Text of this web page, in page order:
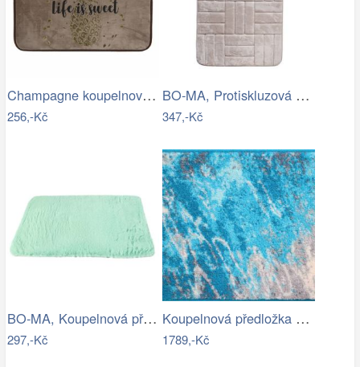
Champagne koupelnová předložka se…
256,-Kč
BO-MA, Protiskluzová koupelnová…
347,-Kč
BO-MA, Koupelnová předložka Rabbit New…
297,-Kč
Koupelnová předložka MAGMA
1789,-Kč